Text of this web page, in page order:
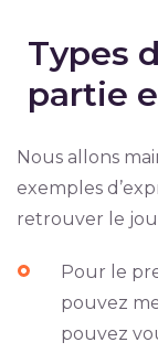
Types
partie
Nous allons
exemples
retrouver le
Pour le
pouvez
pouvez